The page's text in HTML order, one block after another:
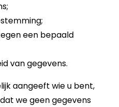
een bepaald
van gegevens.
aangeeft wie u bent,
we geen gegevens